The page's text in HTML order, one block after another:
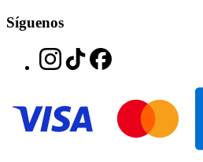
Síguenos